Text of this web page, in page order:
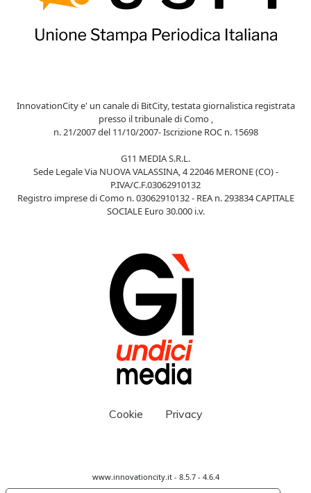
InnovationCity e' un canale di BitCity, testata giornalistica registrata
presso il tribunale di Como ,
n. 21/2007 del 11/10/2007- Iscrizione ROC n. 15698
G11 MEDIA S.R.L.
Sede Legale Via NUOVA VALASSINA, 4 22046 MERONE (CO) -
P.IVA/C.F.03062910132
Registro imprese di Como n. 03062910132 - REA n. 293834 CAPITALE
SOCIALE Euro 30.000 i.v.
Cookie Privacy
www.innovationcity.it - 8.5.7 - 4.6.4